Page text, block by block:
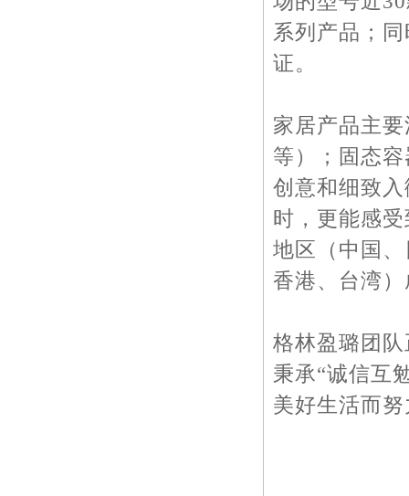
系列产品；
证。
家居产品主
等）；固态
创意和细致
时，更能感
地区（中国
香港、台湾
格林盈璐团
秉承“诚信互
美好生活而